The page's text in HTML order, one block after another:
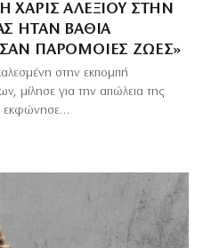
ΑΛΕΞΊΟΥ ΣΤΗΝ
ΉΤΑΝ ΒΑΘΙΆ
ΠΑΡΌΜΟΙΕΣ ΖΩΈΣ»
στην εκπομπή
μίλησε για την απώλεια της
εκφώνησε…